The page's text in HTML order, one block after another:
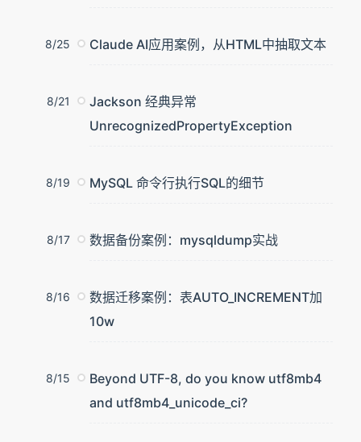
8/25 Claude AI应用案例，从HTML中抽取文本
8/21
Jackson 经典异常
UnrecognizedPropertyException
8/19 MySQL 命令行执行SQL的细节
8/17 数据备份案例：mysqldump实战
8/16
数据迁移案例：表AUTO_INCREMENT加
10w
8/15
Beyond UTF-8, do you know utf8mb4
and utf8mb4_unicode_ci?